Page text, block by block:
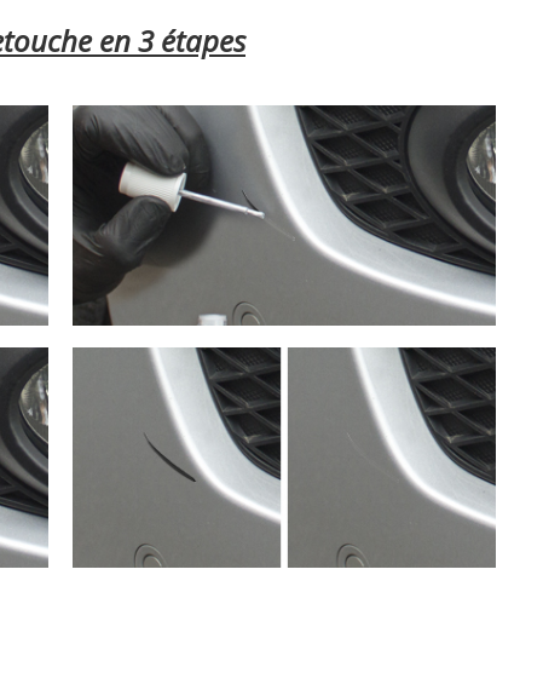
en 3 étapes